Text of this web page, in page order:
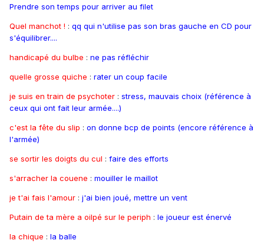
Prendre son temps pour arriver au filet
Quel manchot ! : qq qui n'utilise pas son bras gauche en CD pour
s'équilibrer....
handicapé du bulbe : ne pas réfléchir
quelle grosse quiche : rater un coup facile
je suis en train de psychoter : stress, mauvais choix (référence à
ceux qui ont fait leur armée....)
c'est la fête du slip : on donne bcp de points (encore référence à
l'armée)
se sortir les doigts du cul : faire des efforts
s'arracher la couene : mouiller le maillot
je t'ai fais l'amour : j'ai bien joué, mettre un vent
Putain de ta mère a oilpé sur le periph : le joueur est énervé
la chique : la balle